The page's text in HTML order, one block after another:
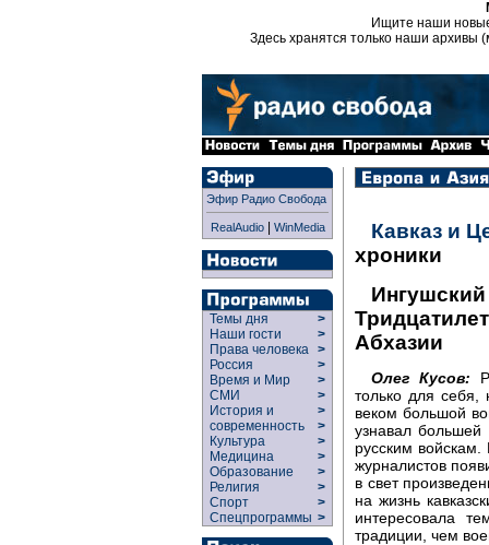
Ищите наши
Здесь хранятся только наши архивы
Эфир Радио Свобода
RealAudio| WinMedia
Темы дня
>
Наши гости
>
Права человека >
Россия
>
Время и Мир
>
СМИ
>
История и
современность
>
>
Культура
>
Медицина
>
Образование
>
Религия
>
Спорт
>
Спецпрограммы >
Кавказ и
хроники
Абхазии
Олег Кусов:
только для себя,
веком большой
узнавал большей
русским войскам.
журналистов
в свет
на жизнь
интересовала
традиции, чем